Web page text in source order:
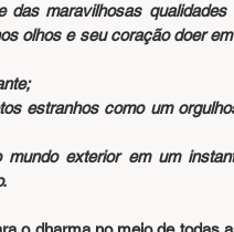
maravilhosas qualidades
olhos e seu coração doer
estranhos como um
exterior em um